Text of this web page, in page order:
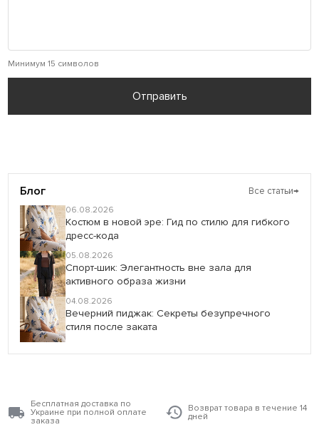
Минимум 15 символов
Отправить
Блог Все статьи→
06.08.2026
Костюм в новой эре: Гид по стилю для гибкого
дресс-кода
05.08.2026
Спорт-шик: Элегантность вне зала для
активного образа жизни
04.08.2026
Вечерний пиджак: Секреты безупречного
стиля после заката
Бесплатная доставка по
Украине при полной оплате
заказа
Возврат товара в течение 14
дней